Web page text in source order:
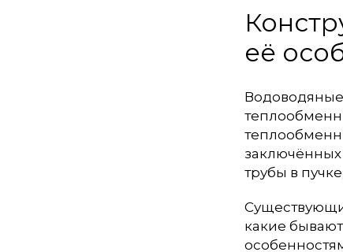
её
Водоводяные
заключённых
трубы в
какие